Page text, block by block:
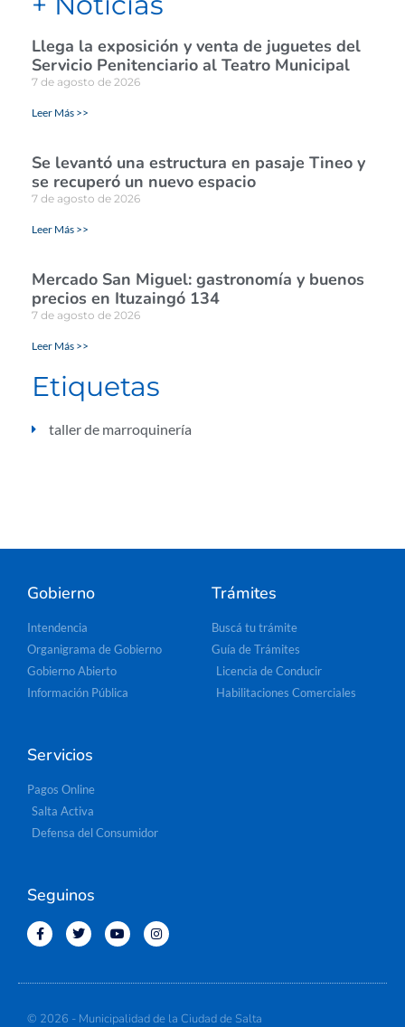
Llega la exposición y venta de juguetes del
Servicio Penitenciario al Teatro Municipal
7 de agosto de 2026
Leer Más >>
Se levantó una estructura en pasaje Tineo y
se recuperó un nuevo espacio
7 de agosto de 2026
Leer Más >>
Mercado San Miguel: gastronomía y buenos
precios en Ituzaingó 134
7 de agosto de 2026
Leer Más >>
Etiquetas
taller de marroquinería
Gobierno
Intendencia
Organigrama de Gobierno
Gobierno Abierto
Información Pública
Trámites
Buscá tu trámite
Guía de Trámites
Licencia de Conducir
Habilitaciones Comerciales
Servicios
Pagos Online
Salta Activa
Defensa del Consumidor
Seguinos
© 2026 - Municipalidad de la Ciudad de Salta